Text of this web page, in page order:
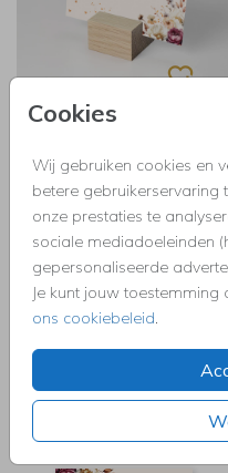
Cookies
Wij gebruiken cookies en
betere gebruikerservaring
onze prestaties te
sociale mediadoeleinden
gepersonaliseerde
Je kunt jouw
ons cookiebeleid